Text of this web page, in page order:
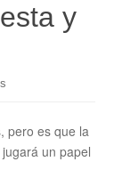
o
n
y
pero es que la
un papel